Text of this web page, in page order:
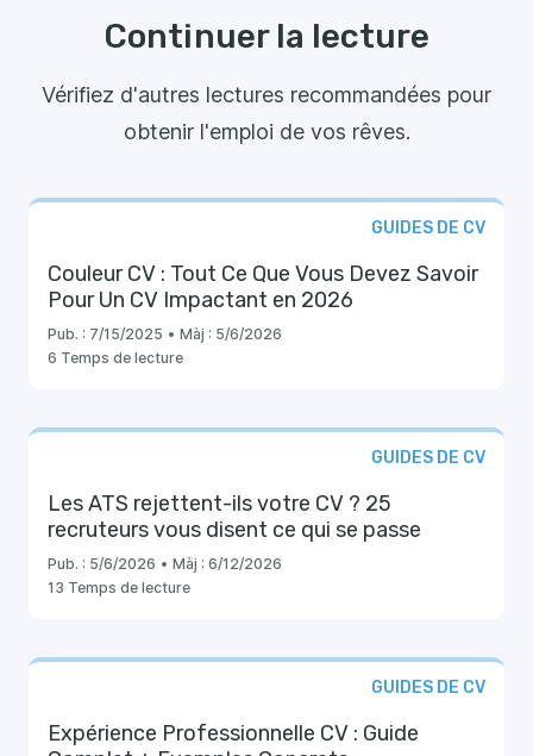
Continuer la lecture
Vérifiez d'autres lectures recommandées pour
obtenir l'emploi de vos rêves.
GUIDES DE CV
Couleur CV : Tout Ce Que Vous Devez Savoir
Pour Un CV Impactant en 2026
Pub. : 7/15/2025 • Màj : 5/6/2026
6 Temps de lecture
GUIDES DE CV
Les ATS rejettent-ils votre CV ? 25
recruteurs vous disent ce qui se passe
Pub. : 5/6/2026 • Màj : 6/12/2026
13 Temps de lecture
GUIDES DE CV
Expérience Professionnelle CV : Guide